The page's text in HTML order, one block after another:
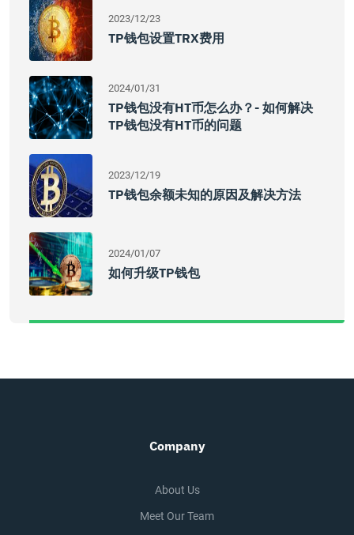
2023/12/23
TP钱包设置TRX费用
2024/01/31
TP钱包没有HT币怎么办？- 如何解决
TP钱包没有HT币的问题
2023/12/19
TP钱包余额未知的原因及解决方法
2024/01/07
如何升级TP钱包
Company
About Us
Meet Our Team